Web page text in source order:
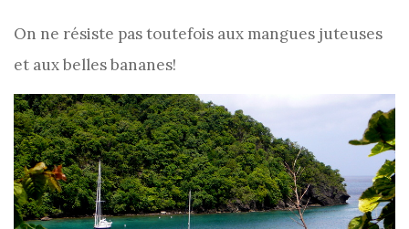
On ne résiste pas toutefois aux mangues juteuses
et aux belles bananes!